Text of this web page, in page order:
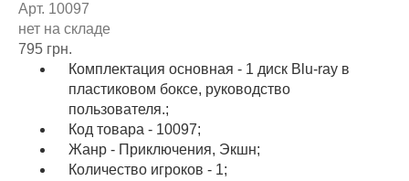
Арт. 10097
нет на складе
795 грн.
Комплектация основная - 1 диск Blu-ray в
пластиковом боксе, руководство
пользователя.;
Код товара - 10097;
Жанр - Приключения, Экшн;
Количество игроков - 1;